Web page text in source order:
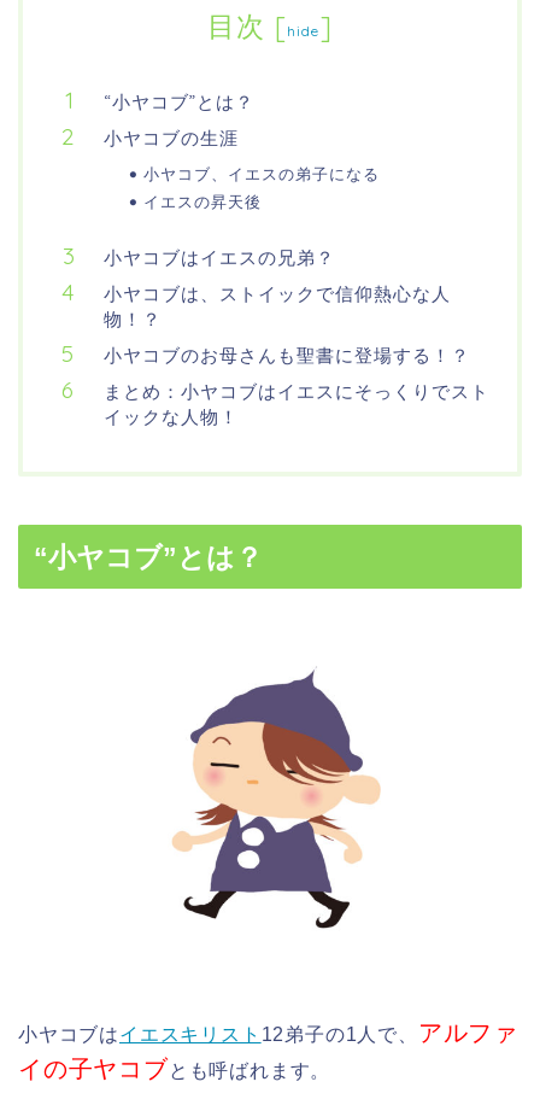
目次 [hide]
“小ヤコブ”とは？
小ヤコブの生涯
小ヤコブ、イエスの弟子になる
イエスの昇天後
小ヤコブはイエスの兄弟？
小ヤコブは、ストイックで信仰熱心な人
物！？
小ヤコブのお母さんも聖書に登場する！？
まとめ：小ヤコブはイエスにそっくりでスト
イックな人物！
“小ヤコブ”とは？
小ヤコブはイエスキリスト 12弟子の1人で、
アルファ
イの子ヤコブとも呼ばれます。